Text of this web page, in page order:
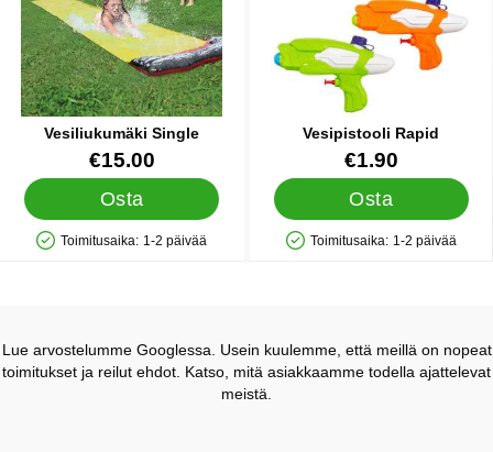
Vesiliukumäki Single
Tuote.nro 28184
€15.00
Osta
Saatavuus: Varastossa
Toimitusaika: 1-2 päivää
Vesipistooli Rapid
Tuote.nro 35128
€1.90
Osta
Saatavuus: Varastossa
Toimitusaika: 1-2 päivää
Lue arvostelumme Googlessa. Usein kuulemme, että meillä on nopeat
toimitukset ja reilut ehdot. Katso, mitä asiakkaamme todella ajattelevat
meistä.